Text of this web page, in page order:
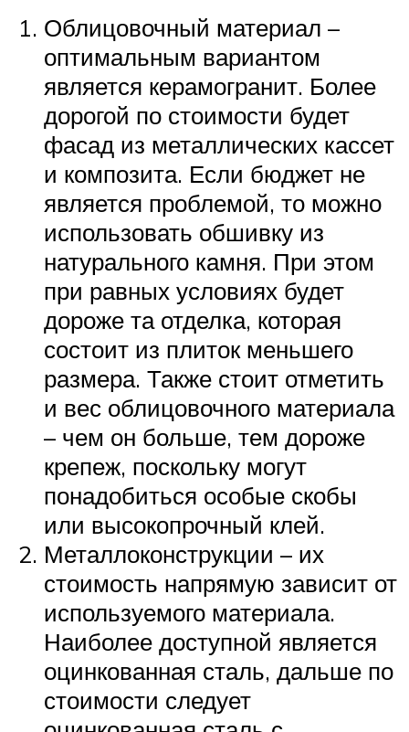
Облицовочный материал –
оптимальным вариантом
является керамогранит. Более
дорогой по стоимости будет
фасад из металлических кассет
и композита. Если бюджет не
является проблемой, то можно
использовать обшивку из
натурального камня. При этом
при равных условиях будет
дороже та отделка, которая
состоит из плиток меньшего
размера. Также стоит отметить
и вес облицовочного материала
– чем он больше, тем дороже
крепеж, поскольку могут
понадобиться особые скобы
или высокопрочный клей.
Металлоконструкции – их
стоимость напрямую зависит от
используемого материала.
Наиболее доступной является
оцинкованная сталь, дальше по
стоимости следует